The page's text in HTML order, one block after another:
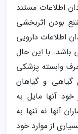
اطلاعات مستند
بودن اثربخشی
اطلاعات دارویی
باشد. با این حال
وابسته پزشکی
گیاهی و گیاهان
آنها مایل به
آنها نه تنها به
از موارد خود